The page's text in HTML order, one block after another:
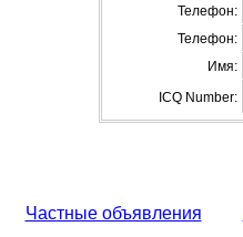
Телефон:
Телефон:
Имя:
ICQ Number:
Частные объявления